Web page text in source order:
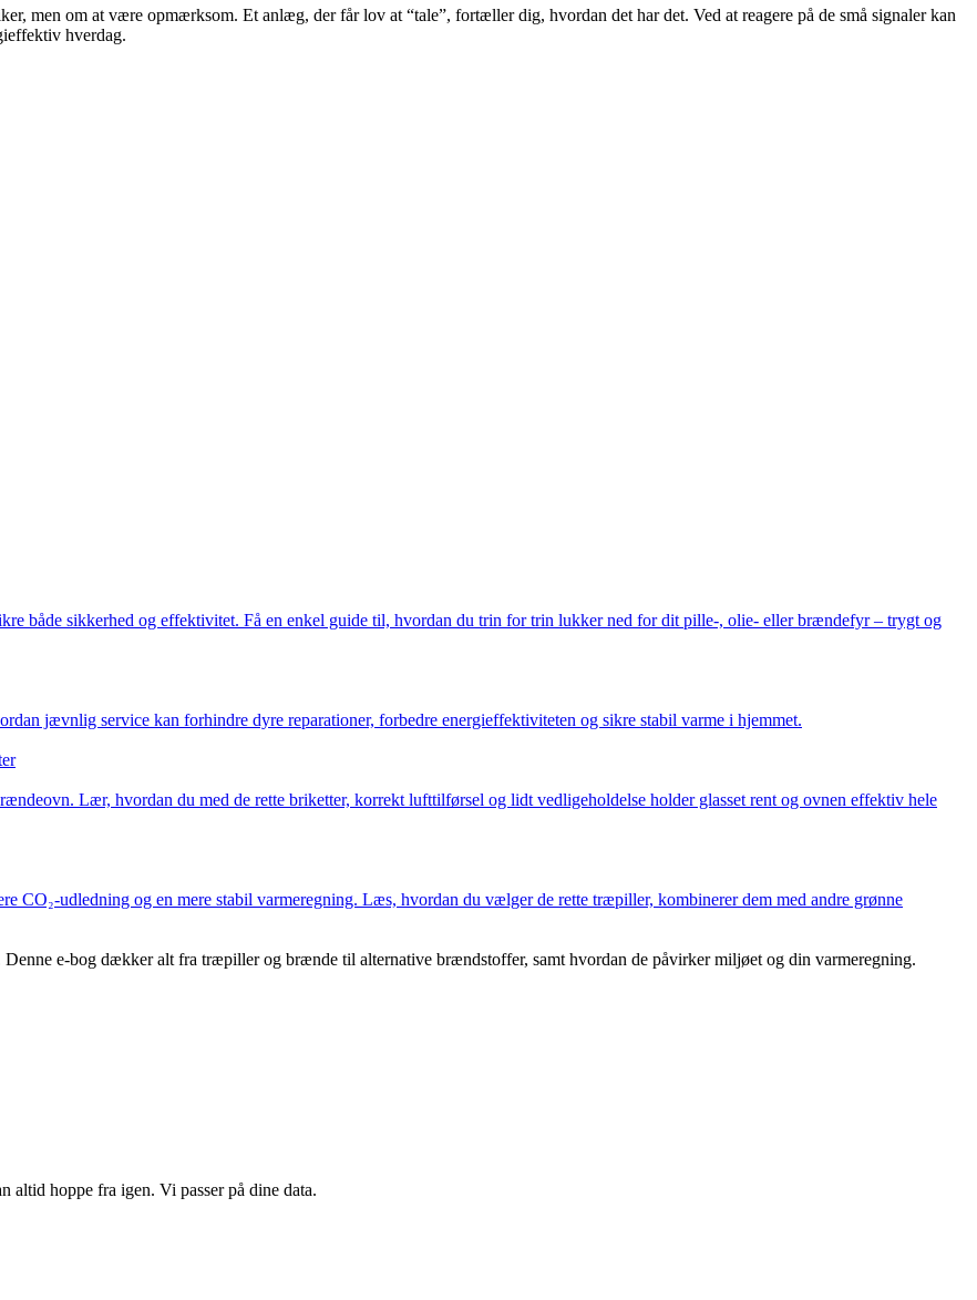
men om at være opmærksom. Et anlæg, der får lov at “tale”, fortæller dig, hvordan det har det. Ved at reagere på de små signaler kan
hverdag.
både sikkerhed og effektivitet. Få en enkel guide til, hvordan du trin for trin lukker ned for dit pille-, olie- eller brændefyr – trygt og
jævnlig service kan forhindre dyre reparationer, forbedre energieffektiviteten og sikre stabil varme i hjemmet.
Lær, hvordan du med de rette briketter, korrekt lufttilførsel og lidt vedligeholdelse holder glasset rent og ovnen effektiv hele
CO₂-udledning og en mere stabil varmeregning. Læs, hvordan du vælger de rette træpiller, kombinerer dem med andre grønne
e-bog dækker alt fra træpiller og brænde til alternative brændstoffer, samt hvordan de påvirker miljøet og din varmeregning.
hoppe fra igen. Vi passer på dine data.